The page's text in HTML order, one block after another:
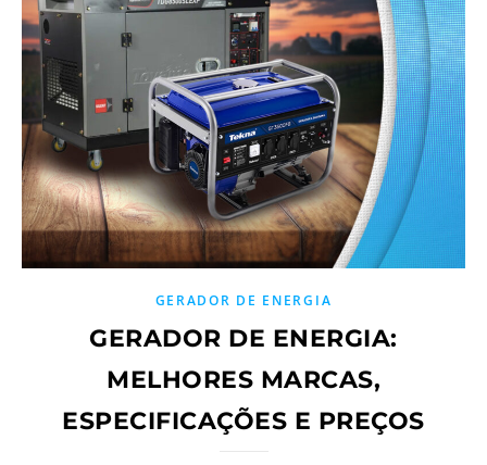
GERADOR DE ENERGIA
GERADOR DE ENERGIA:
MELHORES MARCAS,
ESPECIFICAÇÕES E PREÇOS